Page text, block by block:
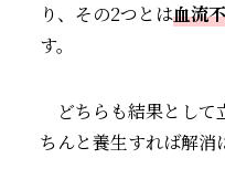
り、その2つとは血流
す。
どちらも結果として
ちんと養生すれば解消